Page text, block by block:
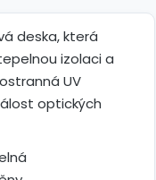
deska, která
izolaci a
UV
optických